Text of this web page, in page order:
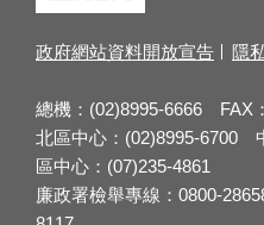
政府網站資料開放宣告 隱
總機：(02)8995-6666 FAX
北區中心：(02)8995-6700
區中心：(07)235-4861
廉政署檢舉專線：0800-